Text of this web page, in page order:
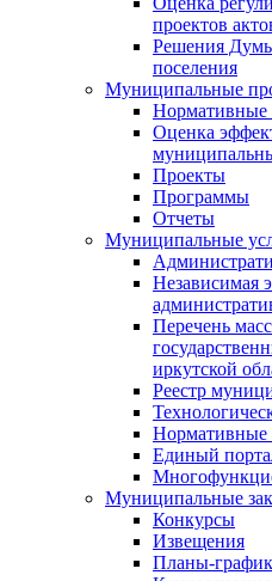
проектов
Решения
поселения
Муниципальные
Нормативные
Оценка
Проекты
Программы
Отчеты
Муниципальные
Независимая
Перечень
иркутской
Реестр
Нормативные
Единый
Муниципальные
Конкурсы
Извещения
Планы-